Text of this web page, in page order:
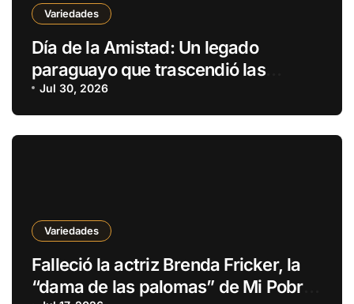
Variedades
Día de la Amistad: Un legado
paraguayo que trascendió las
fronteras
Jul 30, 2026
Variedades
Falleció la actriz Brenda Fricker, la
“dama de las palomas” de Mi Pobre